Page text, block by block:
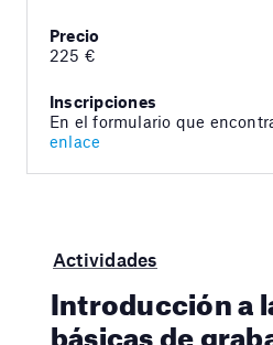
Precio
225 €
Inscripciones
En el formulario que
enlace
Actividades
Introducción a
básicas de